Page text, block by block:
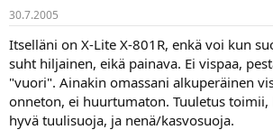
30.7.2005
Itselläni on X-Lite X-801R, enkä voi kun
suht hiljainen, eikä painava. Ei vispaa,
"vuori". Ainakin omassani alkuperäinen
onneton, ei huurtumaton. Tuuletus toimii,
hyvä tuulisuoja, ja nenä/kasvosuoja.